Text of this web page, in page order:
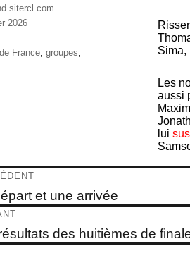
Sima,
Les
aussi
lui
sitercl.com
2026
France, groupes,
:
et une arrivée
:
des huitièmes de